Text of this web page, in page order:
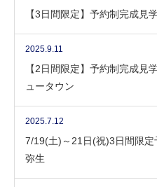
【3日間限定】予約制完成見
2025.9.11
【2日間限定】予約制完成見
ュータウン
2025.7.12
7/19(土)～21日(祝)3日間限
弥生